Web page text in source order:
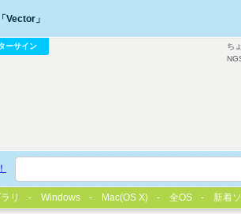
ち
Vector」
ーサイン
リ Windows Mac(OS X) 全OS 新着